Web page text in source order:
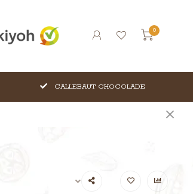
0
CALLEBAUT CHOCOLADE